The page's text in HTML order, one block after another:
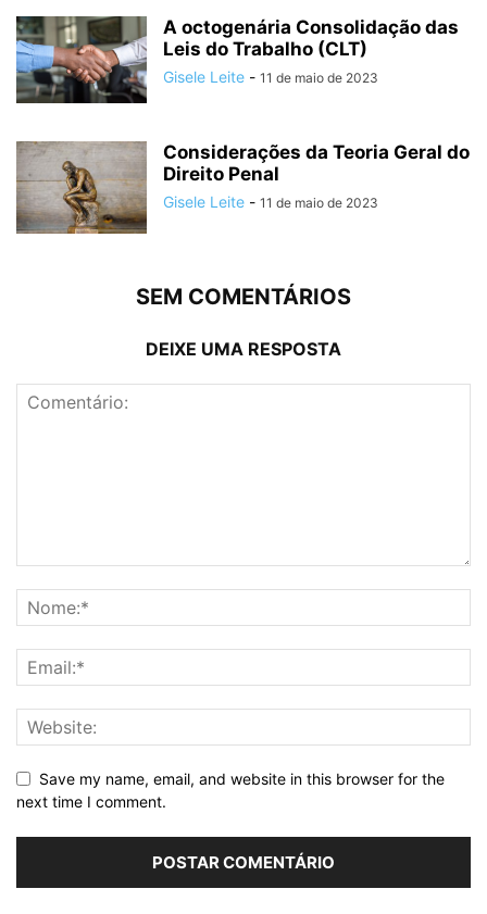
A octogenária Consolidação das
Leis do Trabalho (CLT)
Gisele Leite - 11 de maio de 2023
Considerações da Teoria Geral do
Direito Penal
Gisele Leite - 11 de maio de 2023
SEM COMENTÁRIOS
DEIXE UMA RESPOSTA
Save my name, email, and website in this browser for the
next time I comment.